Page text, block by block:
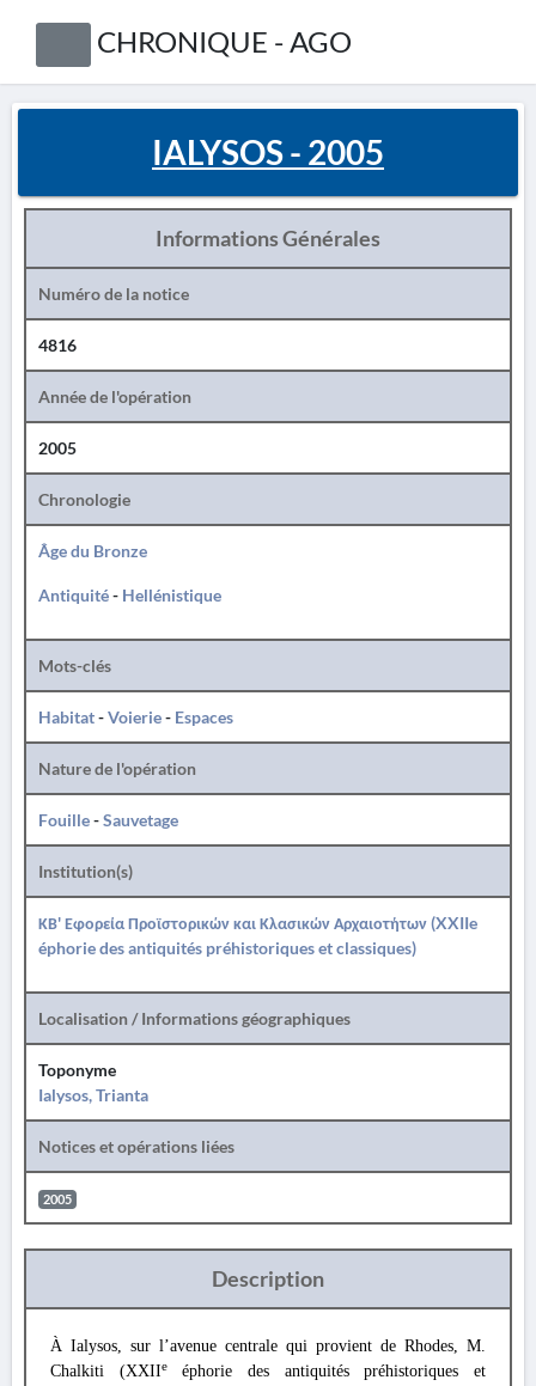
CHRONIQUE - AGO
IALYSOS - 2005
Informations Générales
Numéro de la notice
4816
Année de l'opération
2005
Chronologie
Âge du Bronze
Antiquité- Hellénistique
Mots-clés
Habitat-Voierie- Espaces
Nature de l'opération
Fouille-Sauvetage
Institution(s)
ΚΒ' Εφορεία Προϊστορικών και Κλασικών Αρχαιοτήτων (XXIIe
éphorie des antiquités préhistoriques et classiques)
Localisation / Informations géographiques
Toponyme
Ialysos, Trianta
Notices et opérations liées
2005
Description
À Ialysos, sur l’avenue centrale qui provient de Rhodes, M.
Chalkiti (XXIIeéphorie des antiquités préhistoriques et